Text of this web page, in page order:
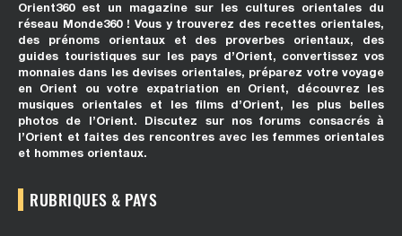
Orient360 est un magazine sur les cultures orientales du
réseau Monde360 ! Vous y trouverez des recettes orientales,
des prénoms orientaux et des proverbes orientaux, des
guides touristiques sur les pays d’Orient, convertissez vos
monnaies dans les devises orientales, préparez votre voyage
en Orient ou votre expatriation en Orient, découvrez les
musiques orientales et les films d’Orient, les plus belles
photos de l’Orient. Discutez sur nos forums consacrés à
l’Orient et faites des rencontres avec les femmes orientales
et hommes orientaux.
RUBRIQUES & PAYS